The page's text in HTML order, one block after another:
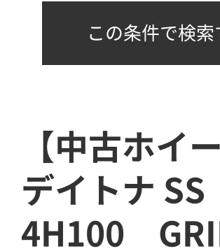
この条件で検索
【中古ホイ
デイトナ
4H100